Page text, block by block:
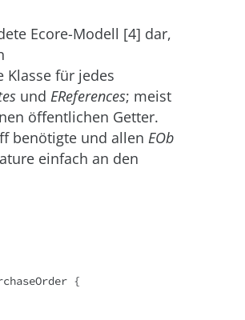
Ecore-Modell [4] dar,
Klasse für jedes
und EReferences; meist
öffentlichen Getter.
benötigte und allen EOb
einfach an den
{